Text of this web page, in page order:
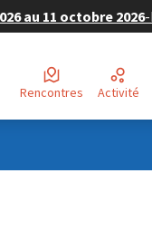
au 11 octobre 2026-
Rencontres Activité